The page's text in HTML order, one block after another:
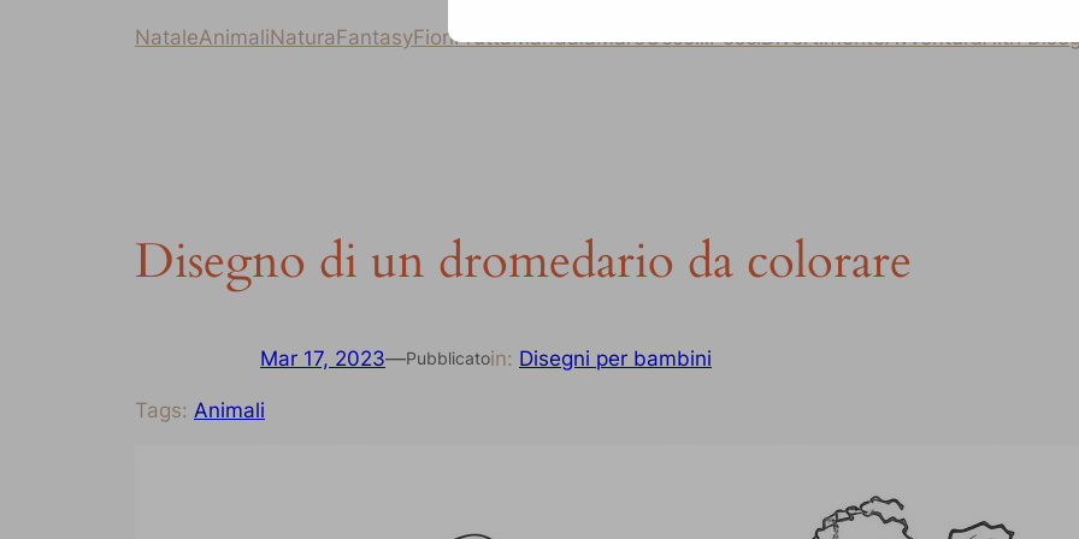
NataleAnimaliNaturaFantasyFioriFruttaMandalaMareUccelliPesciDivertimentoAvventuraAltri
Disegno di un dromedario da colorare
Mar 17, 2023—Pubblicatoin: Disegni per bambini
Tags: Animali